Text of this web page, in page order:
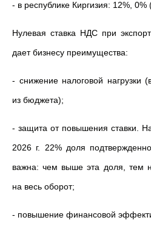
- в республике Киргизия: 12%, 0%
Нулевая ставка НДС при
дает бизнесу преимущества:
- снижение налоговой нагрузки
из бюджета);
- защита от повышения ставки.
2026 г. 22% доля
важна: чем выше эта доля, тем
на весь оборот;
- повышение финансовой